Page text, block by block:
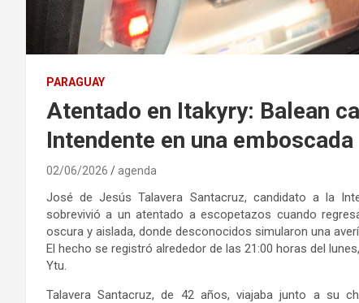
PARAGUAY
Atentado en Itakyry: Balean
Intendente en una emboscada
02/06/2026 agenda
José de Jesús Talavera Santacruz, candidato a la
sobrevivió a un atentado a escopetazos cuando
oscura y aislada, donde desconocidos simularon una
El hecho se registró alrededor de las 21:00 horas del
Ytu.
Talavera Santacruz, de 42 años, viajaba junto a su